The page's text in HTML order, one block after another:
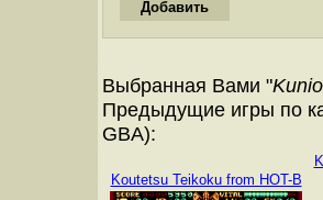
Выбранная Вами "
Предыдущие игры по
GBA):
Koutetsu Teikoku from HOT-B